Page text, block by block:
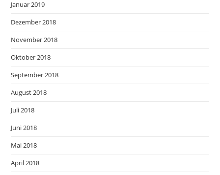
Januar 2019
Dezember 2018
November 2018
Oktober 2018
September 2018
August 2018
Juli 2018
Juni 2018
Mai 2018
April 2018